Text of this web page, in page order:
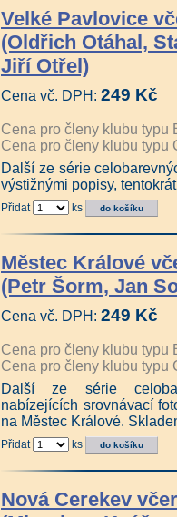
Velké Pavlovice
(Oldřich Otáhal,
Jiří Otřel)
Cena vč. DPH: 249 Kč
Cena pro členy klubu typu
Cena pro členy klubu typu
Další ze série
výstižnými popisy,
Přidat ks
Městec Králové
(Petr Šorm, Jan
Cena vč. DPH: 249 Kč
Cena pro členy klubu typu
Cena pro členy klubu typu
Další ze série
nabízejících srovnávací
na Městec Králové.
Přidat ks
Nová Cerekev